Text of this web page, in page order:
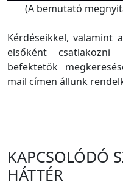
(A bemutató
Kérdéseikkel, valamint
elsőként csatlakozni
befektetők
mail címen állunk
KAPCSOLÓDÓ
HÁTTÉR